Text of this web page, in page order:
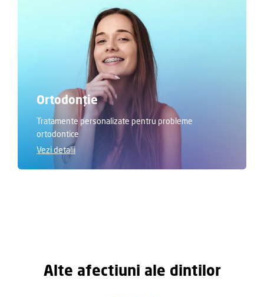
Ortodonție
Tratamente personalizate pentru probleme
ortodontice
Vezi detalii
Alte afectiuni ale dintilor